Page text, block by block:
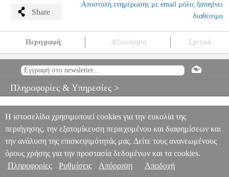
Share
Αποστολή ενημέρωσης με email μόλις ξαναγίνει
διαθέσιμο
Περιγραφή Αξιολόγηση Σχετικά
MSC.604766 MSC.604766
ΚΑΧΡΑΜΑΝΗΣ
TOP MUSIC AN DER ORGEL - 2
Πληροφορίες & Υπηρεσίες >
Η ιστοσελίδα χρησιμοποιεί cookies για την ευκολία της
περιήγησης, την εξατομίκευση περιεχομένου και διαφημίσεων και
την ανάλυση της επισκεψιμότητάς μας. Δείτε τους ανανεωμένους
όρους χρήσης για την προστασία δεδομένων και τα cookies.
Πληροφορίες
Ρυθμίσεις Απόρριψη Αποδοχή